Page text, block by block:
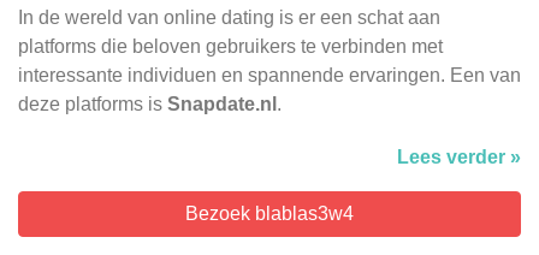
In de wereld van online dating is er een schat aan
platforms die beloven gebruikers te verbinden met
interessante individuen en spannende ervaringen. Een van
deze platforms is Snapdate.nl .
Lees verder »
Bezoek blablas3w4